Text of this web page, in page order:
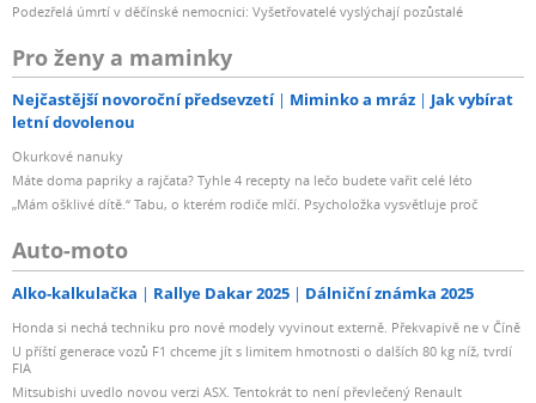
Podezřelá úmrtí v děčínské nemocnici: Vyšetřovatelé vyslýchají pozůstalé
Pro ženy a maminky
Nejčastější novoroční předsevzetí Miminko a mráz
Jak vybírat
letní dovolenou
Okurkové nanuky
Máte doma papriky a rajčata? Tyhle 4 recepty na lečo budete vařit celé léto
„Mám ošklivé dítě.“ Tabu, o kterém rodiče mlčí. Psycholožka vysvětluje proč
Auto-moto
Alko-kalkulačka Rallye Dakar 2025 Dálniční známka 2025
Honda si nechá techniku pro nové modely vyvinout externě. Překvapivě ne v Číně
U příští generace vozů F1 chceme jít s limitem hmotnosti o dalších 80 kg níž, tvrdí
FIA
Mitsubishi uvedlo novou verzi ASX. Tentokrát to není převlečený Renault